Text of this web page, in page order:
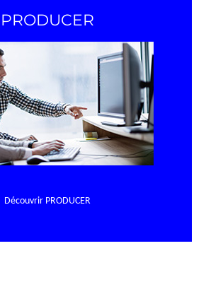
PRODUCER
Découvrir PRODUCER